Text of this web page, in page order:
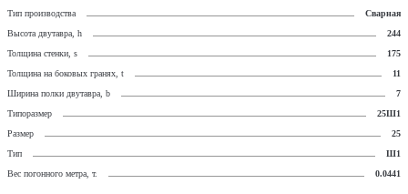
Тип производства
Сварная
Высота двутавра, h
244
Толщина стенки, s
175
Толщина на боковых гранях, t
11
Ширина полки двутавра, b
7
Типоразмер
25Ш1
Размер
25
Тип
Ш1
Вес погонного метра, т.
0.0441